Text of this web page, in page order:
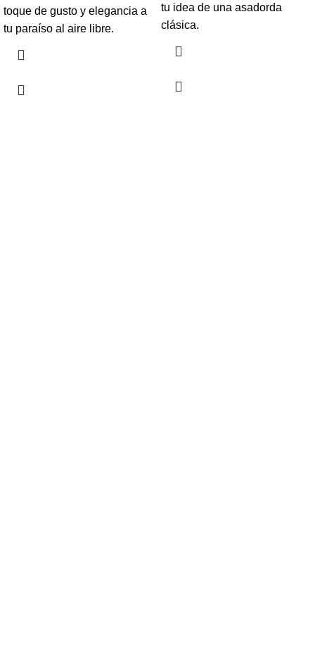
toque de gusto y elegancia a
tu paraíso al aire libre.
tu idea de una asadorda
clásica.